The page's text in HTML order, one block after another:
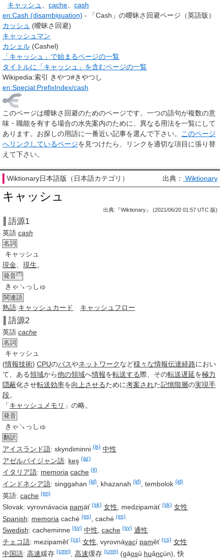
キャッシュ
cache
cash
en:Cash (disambiguation) - 「Cash 」の曖昧さ回避ページ（英語版）
カッシュ (曖昧さ回避)
キャッシュマン
カシェル (Cashel)
「キャッシュ」で始まるページの一覧
タイトルに「キャッシュ」を含むページの一覧
Wikipedia:索引 きやつ#きやつし
en:Special:PrefixIndex/cash
このページは曖昧さ回避のためのページです。一つの語句が複数の意
味・職能を有する場合の水先案内のために、異なる用法を一覧にして
あります。お探しの用語に一番近い記事を選んで下さい。
このページ
へリンクしているページを見つけたら、リンクを適切な項目に張り替
えて下さい。
Wiktionary日本語版（日本語カテゴリ） 出典： Wiktionary
キャッシュ
出典:『Wiktionary』 (2021/06/20 01:57 UTC 版)
語源1
英語 cash
名詞
キャッシュ
現金
現生。
発音(?)
きゃ↘っしゅ
関連語
熟語:キャッシュカード キャッシュフロー
語源2
英語 cache
名詞
キャッシュ
(情報技術) CPUのバスやネットワークなど様々な情報伝達経路におい
て、ある領域から他の領域へ情報を転送する際、その転送遅延を極力
隠蔽化させ転送効率を向上させるために考案された記憶階層の実現手
段。
「キャッシュメモリ 」の略。
発音
きゃ↘っしゅ
翻訳
アイスランド語: skyndiminni (is) 中性
アゼルバイジャン語: keş (az)
イタリア語: memoria cache (it)
インドネシア語: singgahan (id) khazanah (id) tembolok (id)
英語: cache (en)
Slovak: vyrovnávacia pamäť (sk) 女性 medzipamäť (sk) 女性
Spanish: memoria caché (es) caché (es)
Swedish: cacheminne (sv) 中性 cache (sv) 通性
チェコ語: mezipaměť (cs) 女性 vyrovnávací paměť (cs) 女性
中国語: 高速緩存 (cmn) 高速缓存 (cmn) (gāosù huǎncún),快